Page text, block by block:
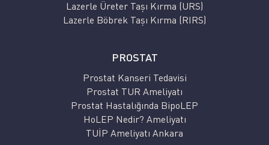
Lazerle Üreter Taşı Kırma (URS)
Lazerle Böbrek Taşı Kırma (RIRS)
PROSTAT
Prostat Kanseri Tedavisi
Prostat TUR Ameliyatı
Prostat Hastalığında BipoLEP
HoLEP Nedir? Ameliyatı
TUİP Ameliyatı Ankara